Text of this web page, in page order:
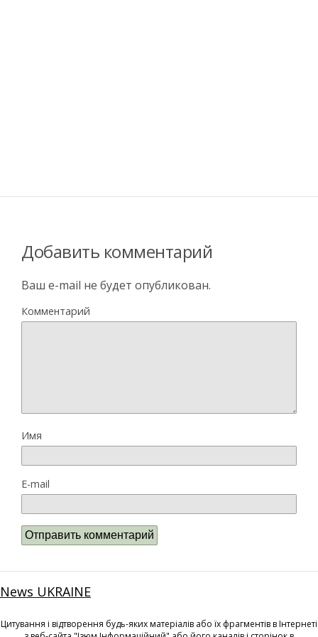
Добавить комментарий
Ваш e-mail не будет опубликован.
Комментарий
Имя
E-mail
News UKRAINE
Цитування і відтворення будь-яких матеріалів або їх фрагментів в Інтернеті